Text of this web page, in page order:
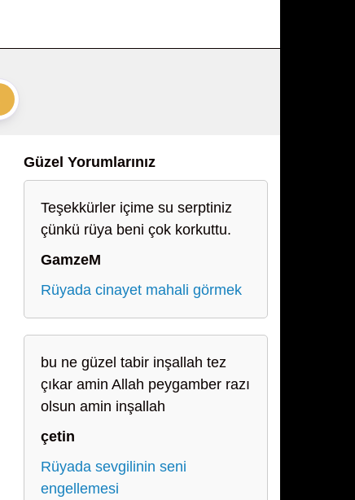
Güzel Yorumlarınız
Teşekkürler içime su serptiniz
çünkü rüya beni çok korkuttu.
GamzeM
Rüyada cinayet mahali görmek
bu ne güzel tabir inşallah tez
çıkar amin Allah peygamber razı
olsun amin inşallah
çetin
Rüyada sevgilinin seni
engellemesi